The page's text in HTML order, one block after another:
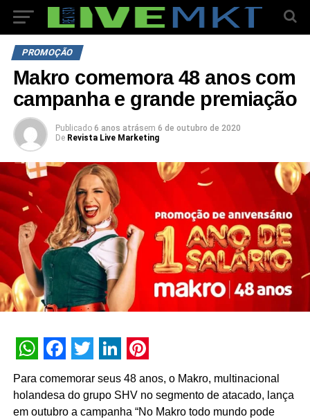
PROMOÇÃO
Makro comemora 48 anos com
campanha e grande premiação
Publicado 6 anos atrásem 6 de outubro de 2020
De Revista Live Marketing
WhatsApp
Facebook
Twitter
LinkedIn
Pinterest
Para comemorar seus 48 anos, o Makro, multinacional
holandesa do grupo SHV no segmento de atacado, lança
em outubro a campanha “No Makro todo mundo pode